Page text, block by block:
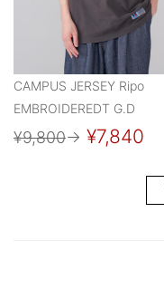
CAMPUS JERSEY Ripo
EMBROIDEREDT G.D
¥9,800→ ¥7,840